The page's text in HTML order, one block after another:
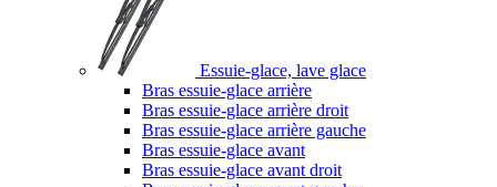
Essuie-glace, lave glace
Bras essuie-glace arrière
Bras essuie-glace arrière droit
Bras essuie-glace arrière gauche
Bras essuie-glace avant
Bras essuie-glace avant droit